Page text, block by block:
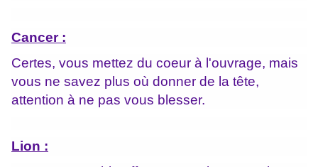
Cancer :
Certes, vous mettez du coeur à l'ouvrage, mais
vous ne savez plus où donner de la tête,
attention à ne pas vous blesser.
Lion :